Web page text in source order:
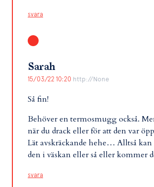
svara
Sarah
15/03/22 10:20 http://None
Så fin!
Behöver en termosmugg också.
när du drack eller för att den var
Lät avskräckande hehe… Alltså
den i väskan eller så eller kommer
svara